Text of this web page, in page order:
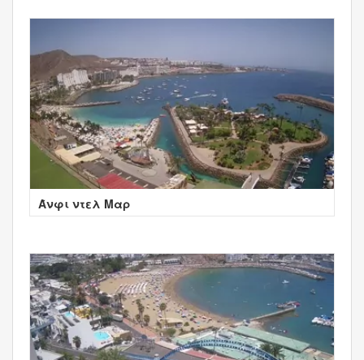
Άνφι ντελ Μαρ